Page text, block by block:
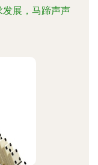
展，马蹄声声